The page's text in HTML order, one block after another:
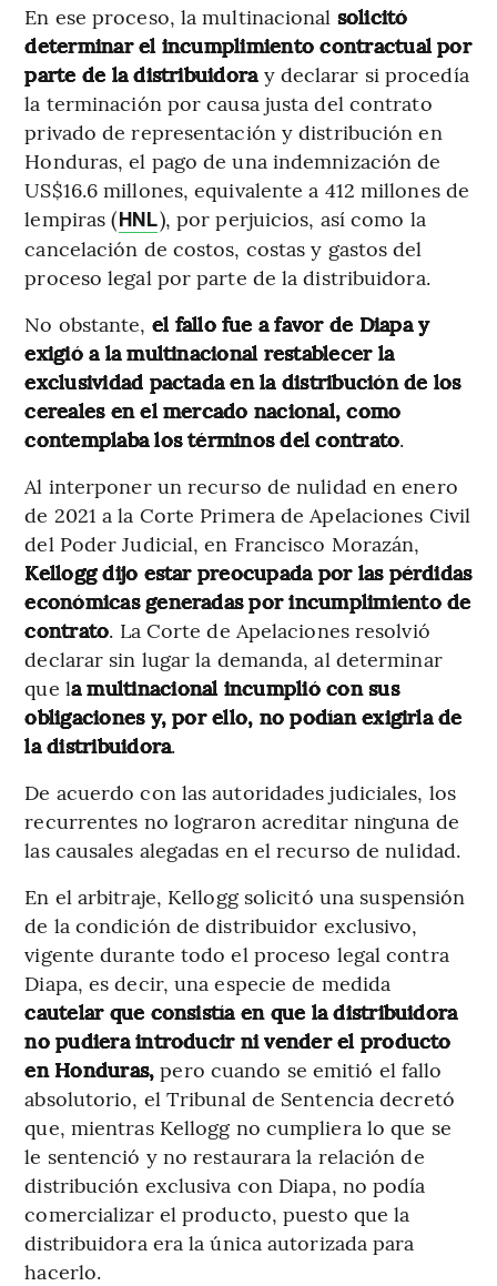
En ese proceso, la multinacional solicitó
determinar el incumplimiento contractual por
parte de la distribuidoray declarar si procedía
la terminación por causa justa del contrato
privado de representación y distribución en
Honduras, el pago de una indemnización de
US$16.6 millones, equivalente a 412 millones de
lempiras (HNL), por perjuicios, así como la
cancelación de costos, costas y gastos del
proceso legal por parte de la distribuidora.
No obstante, el fallo fue a favor de Diapa y
exigió a la multinacional restablecer la
exclusividad pactada en la distribución de los
cereales en el mercado nacional, como
contemplaba los términos del contrato.
Al interponer un recurso de nulidad en enero
de 2021 a la Corte Primera de Apelaciones Civil
del Poder Judicial, en Francisco Morazán,
Kellogg dijo estar preocupada por las pérdidas
económicas generadas por incumplimiento de
contrato. La Corte de Apelaciones resolvió
declarar sin lugar la demanda, al determinar
que la multinacional incumplió con sus
obligaciones y, por ello, no podían exigirla de
la distribuidora.
De acuerdo con las autoridades judiciales, los
recurrentes no lograron acreditar ninguna de
las causales alegadas en el recurso de nulidad.
En el arbitraje, Kellogg solicitó una suspensión
de la condición de distribuidor exclusivo,
vigente durante todo el proceso legal contra
Diapa, es decir, una especie de medida
cautelar que consistía en que la distribuidora
no pudiera introducir ni vender el producto
en Honduras, pero cuando se emitió el fallo
absolutorio, el Tribunal de Sentencia decretó
que, mientras Kellogg no cumpliera lo que se
le sentenció y no restaurara la relación de
distribución exclusiva con Diapa, no podía
comercializar el producto, puesto que la
distribuidora era la única autorizada para
hacerlo.